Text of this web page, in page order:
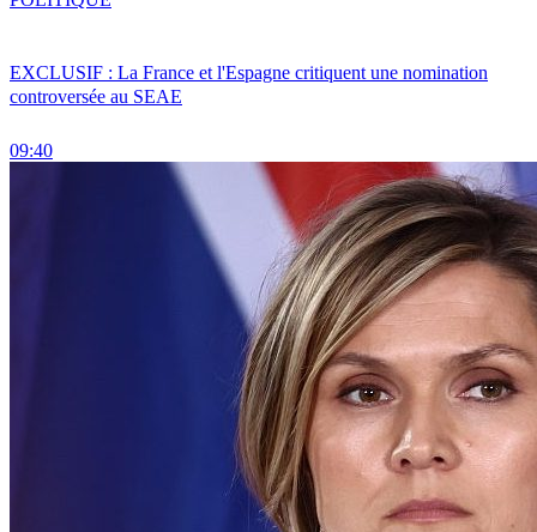
EXCLUSIF : La France et l'Espagne critiquent une nomination
controversée au SEAE
09:40